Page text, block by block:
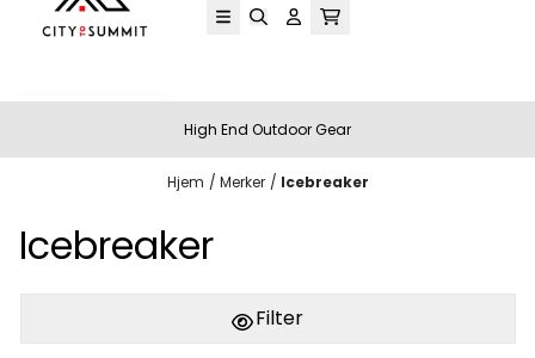
High End Outdoor Gear
Hjem / Merker / Icebreaker
Icebreaker
Filter